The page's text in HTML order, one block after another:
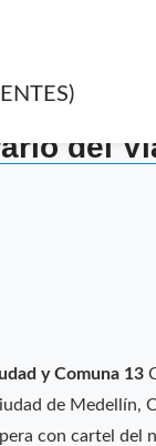
del
y Comuna 13
de Medellín,
con cartel del